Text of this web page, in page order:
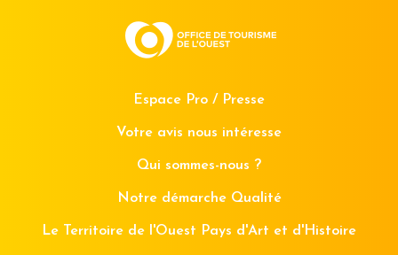
Espace Pro / Presse
Votre avis nous intéresse
Qui sommes-nous ?
Notre démarche Qualité
Le Territoire de l'Ouest Pays d'Art et d'Histoire